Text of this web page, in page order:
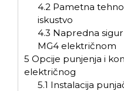
4.2Pametna
iskustvo
4.3 Napredna
MG4 električnom
5 Opcije punjenja i
električnog
5.1 Instalacija